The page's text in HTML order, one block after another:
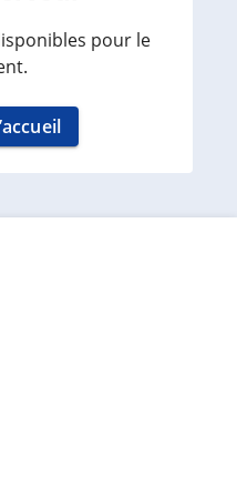
pour le